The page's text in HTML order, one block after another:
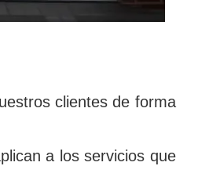
clientes de forma
a los servicios que